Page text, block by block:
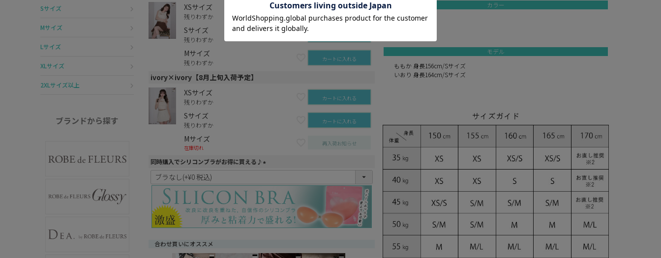
Sサイズ
Mサイズ
Lサイズ
XLサイズ
2XLサイズ以上
ブランドから探す
XSサイズ
残りわずか カートに入れる
Sサイズ
残りわずか
Mサイズ
残りわずか カートに入れる
ivory×ivory【8月上旬入荷予定】
XSサイズ
残りわずか カートに入れる
Sサイズ
残りわずか カートに入れる
Mサイズ
在庫切れ
再入荷お知らせ
同時購入でシリコンブラがお得に買える♪
(
須
)
合わせ買いにオススメ
カラー
ivory×brown
モデル
ももか 身長156cm/Sサイズ
いおり 身長164cm/Sサイズ